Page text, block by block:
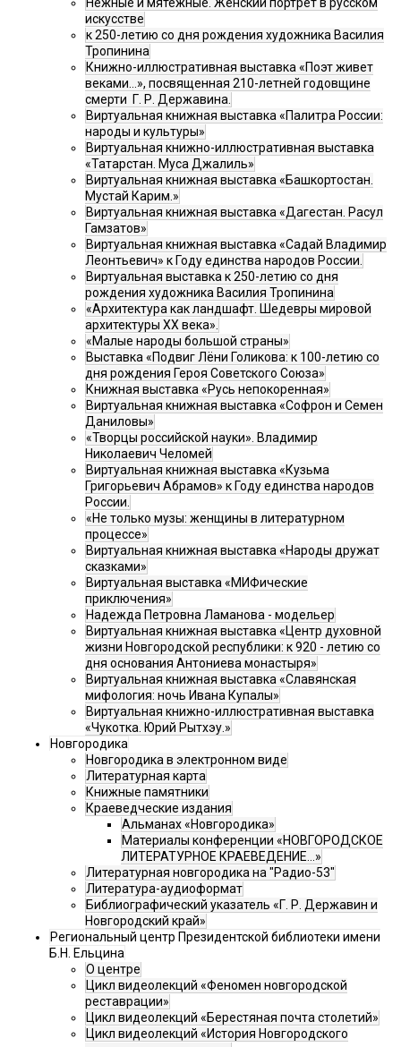
Нежные и мятежные. Женский портрет в русском
искусстве
к 250-летию со дня рождения художника Василия
Тропинина
Книжно-иллюстративная выставка «Поэт живет
веками…», посвященная 210-летней годовщине
смерти Г. Р. Державина.
Виртуальная книжная выставка «Палитра России:
народы и культуры»
Виртуальная книжно-иллюстративная выставка
«Татарстан. Муса Джалиль»
Виртуальная книжная выставка «Башкортостан.
Мустай Карим.»
Виртуальная книжная выставка «Дагестан. Расул
Гамзатов»
Виртуальная книжная выставка «Садай Владимир
Леонтьевич» к Году единства народов России.
Виртуальная выставка к 250-летию со дня
рождения художника Василия Тропинина
«Архитектура как ландшафт. Шедевры мировой
архитектуры XX века».
«Малые народы большой страны»
Выставка «Подвиг Лёни Голикова: к 100-летию со
дня рождения Героя Советского Союза»
Книжная выставка «Русь непокоренная»
Виртуальная книжная выставка «Софрон и Семен
Даниловы»
«Творцы российской науки». Владимир
Николаевич Челомей
Виртуальная книжная выставка «Кузьма
Григорьевич Абрамов» к Году единства народов
России.
«Не только музы: женщины в литературном
процессе»
Виртуальная книжная выставка «Народы дружат
сказками»
Виртуальная выставка «МИФические
приключения»
Надежда Петровна Ламанова - модельер
Виртуальная книжная выставка «Центр духовной
жизни Новгородской республики: к 920 - летию со
дня основания Антониева монастыря»
Виртуальная книжная выставка «Славянская
мифология: ночь Ивана Купалы»
Виртуальная книжно-иллюстративная выставка
«Чукотка. Юрий Рытхэу.»
Новгородика
Новгородика в электронном виде
Литературная карта
Книжные памятники
Краеведческие издания
Альманах «Новгородика»
Материалы конференции «НОВГОРОДСКОЕ
ЛИТЕРАТУРНОЕ КРАЕВЕДЕНИЕ...»
Литературная новгородика на "Радио-53"
Литература-аудиоформат
Библиографический указатель «Г. Р. Державин и
Новгородский край»
Региональный центр Президентской библиотеки имени
Б.Н. Ельцина
О центре
Цикл видеолекций «Феномен новгородской
реставрации»
Цикл видеолекций «Берестяная почта столетий»
Цикл видеолекций «История Новгородского